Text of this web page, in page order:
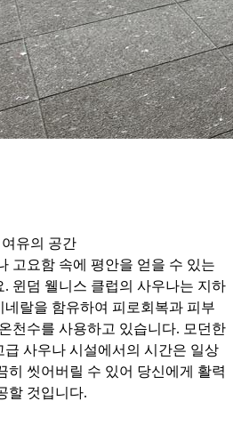
유의 공간
고요함 속에 평안을 얻을 수 있는
윈덤 웰니스 클럽의 사우나는 지하
네랄을 함유하여 피로회복과 피부
천수를 사용하고 있습니다. 모던한
사우나 시설에서의 시간은 일상
히 씻어버릴 수 있어 당신에게 활력
할 것입니다.